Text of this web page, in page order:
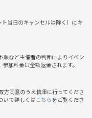
円
の
ーを守れる
加ください）
い。
当日のキャンセルは除く）にキ
順など主催者の判断によりイベン
加料金は全額返金されます。
方同意のうえ慎重に行ってくださ
いて詳しくはこちらをご覧くださ